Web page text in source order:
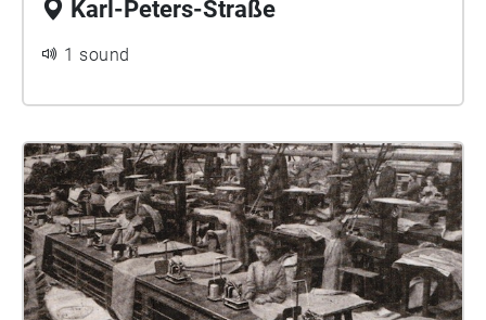
Karl-Peters-Straße
1 sound